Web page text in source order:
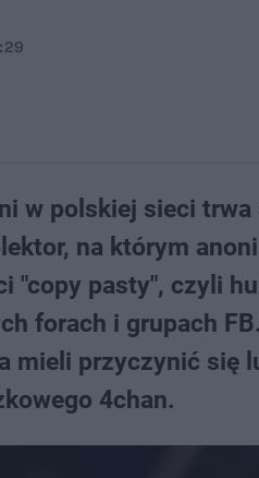
w polskiej sieci
na którym
"copy pasty", czyli
forach i grupach
mieli przyczynić się
4chan.